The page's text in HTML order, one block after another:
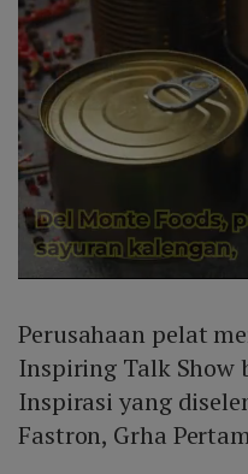
Perusahaan pelat
Inspiring Talk Show
Inspirasi yang
Fastron, Grha